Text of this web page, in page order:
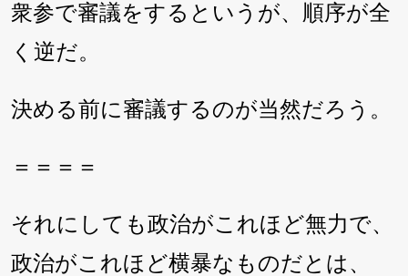
衆参で審議をするというが、順序が全
く逆だ。
決める前に審議するのが当然だろう。
＝＝＝＝
それにしても政治がこれほど無力で、
政治がこれほど横暴なものだとは、